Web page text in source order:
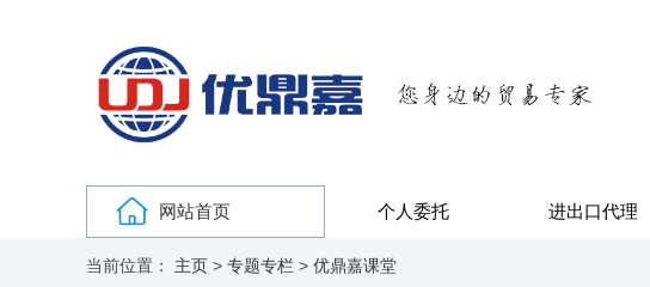
网站首页 个人委托 进出口代理
当前位置： 主页 > 专题专栏 > 优鼎嘉课堂